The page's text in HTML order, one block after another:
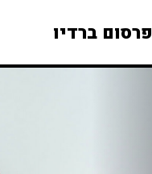
פרסום ברדיו